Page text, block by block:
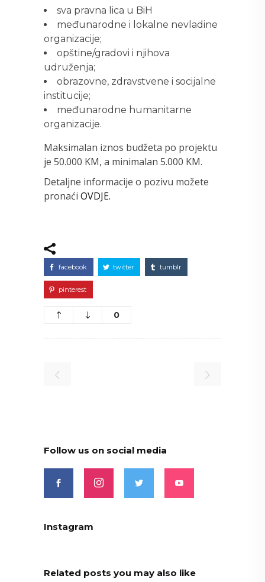
sva pravna lica u BiH
međunarodne i lokalne nevladine
organizacije;
opštine/gradovi i njihova
udruženja;
obrazovne, zdravstvene i socijalne
institucije;
međunarodne humanitarne
organizacije.
Maksimalan iznos budžeta po projektu
je 50.000 KM, a minimalan 5.000 KM.
Detaljne informacije o pozivu možete
pronaći OVDJE.
facebook twitter tumblr
pinterest
0
Follow us on social media
Instagram
Related posts you may also like